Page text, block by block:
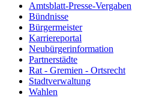
Amtsblatt-Presse-Vergaben
Bündnisse
Bürgermeister
Karriereportal
Neubürgerinformation
Partnerstädte
Rat - Gremien - Ortsrecht
Stadtverwaltung
Wahlen